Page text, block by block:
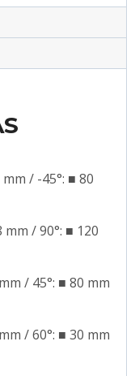
/ -45°: ■ 80
/ 90°: ■ 120
/ 45°: ■ 80 mm
/ 60°: ■ 30 mm